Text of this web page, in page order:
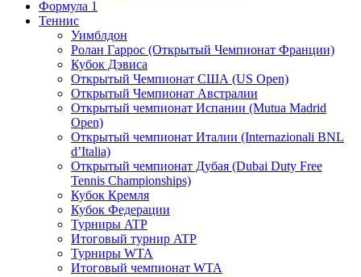
Формула 1
Теннис
Уимблдон
Ролан Гаррос (Открытый Чемпионат Франции)
Кубок Дэвиса
Открытый Чемпионат США (US Open)
Открытый Чемпионат Австралии
Открытый чемпионат Испании (Mutua Madrid
Open)
Открытый чемпионат Италии (Internazionali BNL
d’Italia)
Открытый чемпионат Дубая (Dubai Duty Free
Tennis Championships)
Кубок Кремля
Кубок Федерации
Турниры ATP
Итоговый турнир ATP
Турниры WTA
Итоговый чемпионат WTA